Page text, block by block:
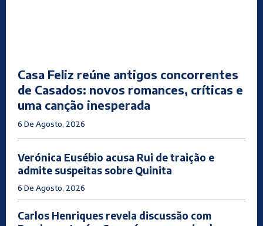
Casa Feliz reúne antigos concorrentes
de Casados: novos romances, críticas e
uma canção inesperada
6 De Agosto, 2026
Verónica Eusébio acusa Rui de traição e
admite suspeitas sobre Quinita
6 De Agosto, 2026
Carlos Henriques revela discussão com